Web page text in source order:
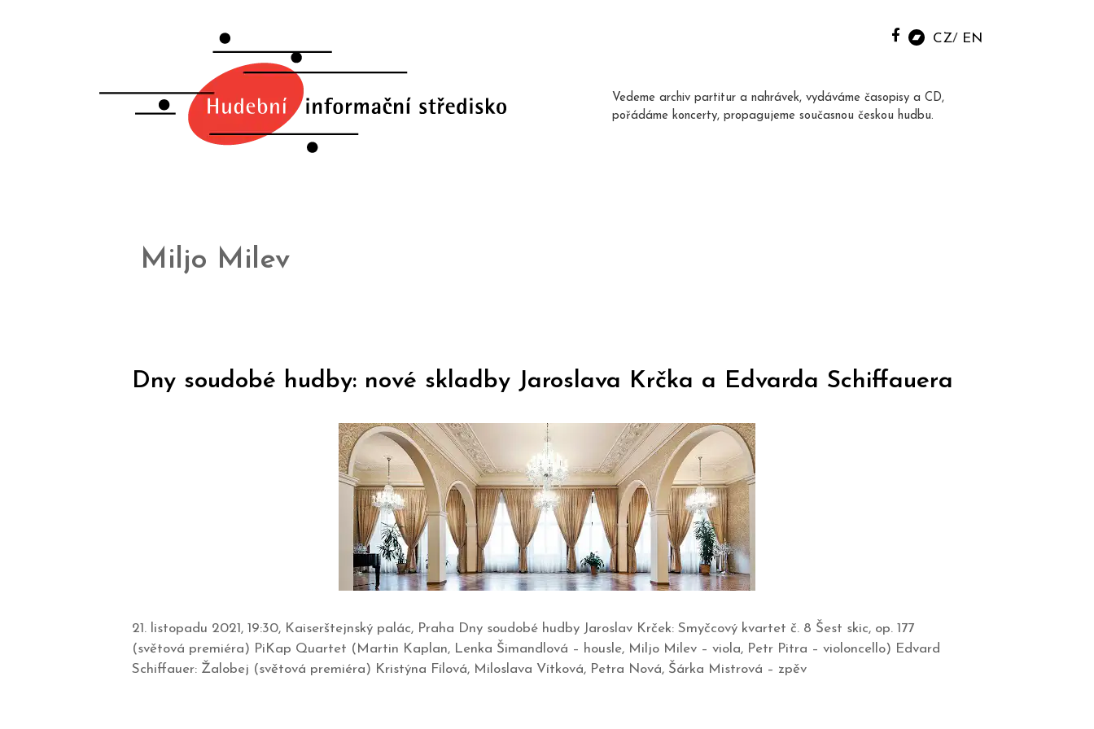
CZ EN
Vedeme archiv partitur a nahrávek, vydáváme časopisy a CD,
pořádáme koncerty, propagujeme současnou českou hudbu.
Miljo Milev
Dny soudobé hudby: nové skladby Jaroslava Krčka a Edvarda Schiffauera
21. listopadu 2021, 19:30, Kaiserštejnský palác, Praha Dny soudobé hudby Jaroslav Krček: Smyčcový kvartet č. 8 Šest skic, op. 177
(světová premiéra) PiKap Quartet (Martin Kaplan, Lenka Šimandlová – housle, Miljo Milev – viola, Petr Pitra – violoncello) Edvard
Schiffauer: Žalobej (světová premiéra) Kristýna Fílová, Miloslava Vítková, Petra Nová, Šárka Mistrová – zpěv